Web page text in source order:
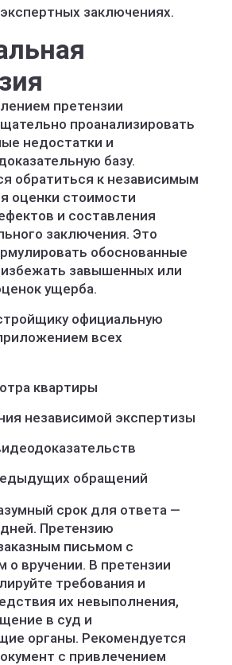
заключениях.
претензии
проанализировать
недостатки и
базу.
обратиться к независимым
оценки стоимости
и составления
заключения. Это
обоснованные
избежать завышенных или
ущерба.
официальную
всех
квартиры
независимой экспертизы
обращений
срок для ответа —
Претензию
письмом с
о вручении. В претензии
требования и
их невыполнения,
в суд и
органы. Рекомендуется
с привлечением